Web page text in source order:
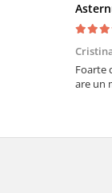
Foarte
are un